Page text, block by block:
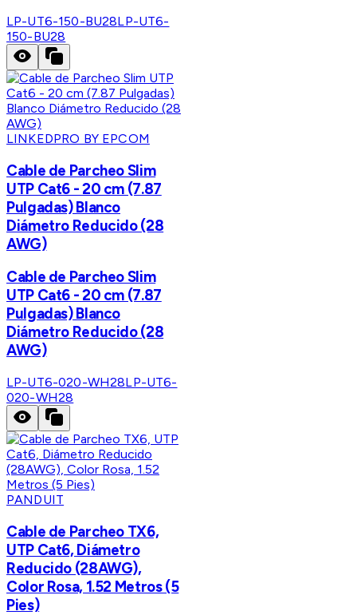
LP-UT6-150-BU28LP-UT6-
150-BU28
LINKEDPRO BY EPCOM
Cable de Parcheo Slim
UTP Cat6 - 20 cm (7.87
Pulgadas) Blanco
Diámetro Reducido (28
AWG)
Cable de Parcheo Slim
UTP Cat6 - 20 cm (7.87
Pulgadas) Blanco
Diámetro Reducido (28
AWG)
LP-UT6-020-WH28LP-UT6-
020-WH28
PANDUIT
Cable de Parcheo TX6,
UTP Cat6, Diámetro
Reducido (28AWG),
Color Rosa, 1.52 Metros (5
Pies)